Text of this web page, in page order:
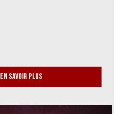
En savoir plus